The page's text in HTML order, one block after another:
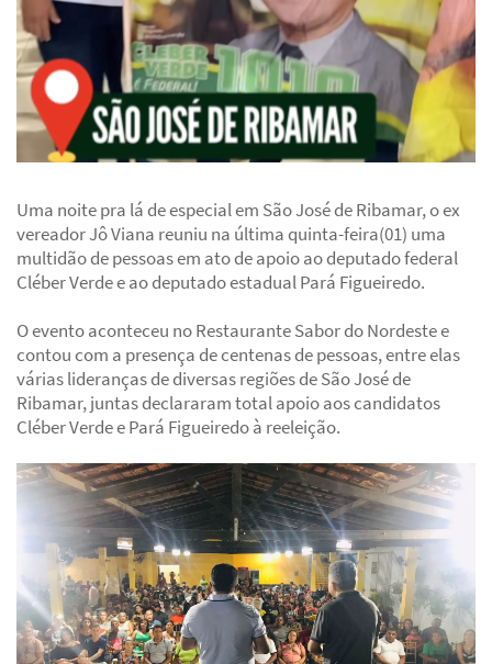
Uma noite pra lá de especial em São José de Ribamar, o ex
vereador Jô Viana reuniu na última quinta-feira(01) uma
multidão de pessoas em ato de apoio ao deputado federal
Cléber Verde e ao deputado estadual Pará Figueiredo.
O evento aconteceu no Restaurante Sabor do Nordeste e
contou com a presença de centenas de pessoas, entre elas
várias lideranças de diversas regiões de São José de
Ribamar, juntas declararam total apoio aos candidatos
Cléber Verde e Pará Figueiredo à reeleição.